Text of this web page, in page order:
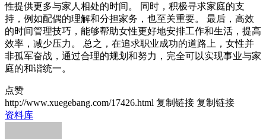
性提供更多与家人相处的时间。 同时，积极寻求家庭的支
持，例如配偶的理解和分担家务，也至关重要。 最后，高效
的时间管理技巧，能够帮助女性更好地安排工作和生活，提高
效率，减少压力。 总之，在追求职业成功的道路上，女性并
非孤军奋战，通过合理的规划和努力，完全可以实现事业与家
庭的和谐统一。
点赞
http://www.xuegebang.com/17426.html 复制链接 复制链接
资料库